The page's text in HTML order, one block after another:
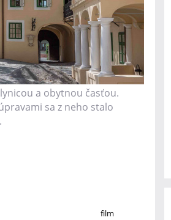
a obytnou časťou.
sa z neho stalo
film